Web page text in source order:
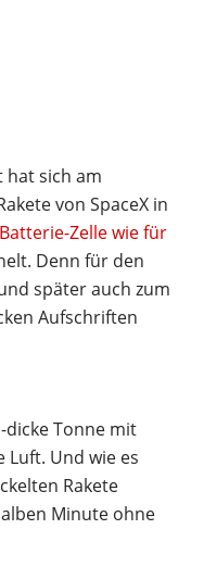
sich am
von SpaceX in
Batterie-Zelle wie für
Denn für den
später auch zum
Aufschriften
Tonne mit
Und wie es
Rakete
Minute ohne